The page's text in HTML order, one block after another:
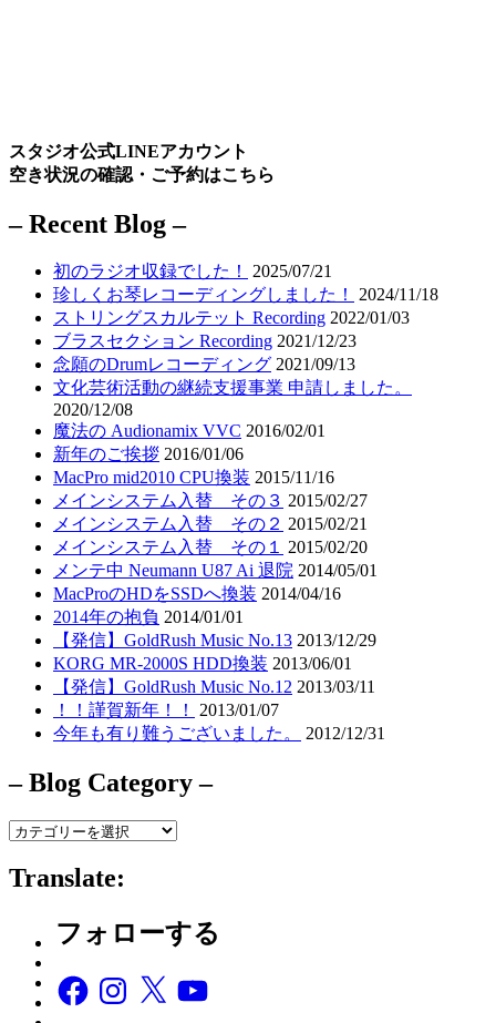
スタジオ公式LINEアカウント
空き状況の確認・ご予約はこちら
– Recent Blog –
初のラジオ収録でした！
2025/07/21
珍しくお琴レコーディングしました！
2024/11/18
ストリングスカルテット Recording 2022/01/03
ブラスセクション Recording 2021/12/23
念願のDrumレコーディング 2021/09/13
文化芸術活動の継続支援事業 申請しました。
2020/12/08
魔法の Audionamix VVC 2016/02/01
新年のご挨拶 2016/01/06
MacPro mid2010 CPU換装 2015/11/16
メインシステム入替 その３ 2015/02/27
メインシステム入替 その２ 2015/02/21
メインシステム入替 その１ 2015/02/20
メンテ中 Neumann U87 Ai 退院 2014/05/01
MacProのHDをSSDへ換装 2014/04/16
2014年の抱負 2014/01/01
【発信】GoldRush Music No.13 2013/12/29
KORG MR-2000S HDD換装 2013/06/01
【発信】GoldRush Music No.12 2013/03/11
！！謹賀新年！！
2013/01/07
今年も有り難うございました。
2012/12/31
– Blog Category –
–
Category
–
Translate:
フォローする
FacebookInstagram
X YouTube